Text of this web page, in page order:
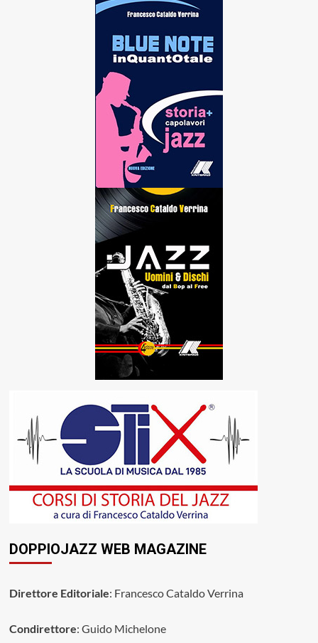
DOPPIOJAZZ WEB MAGAZINE
Direttore Editoriale: Francesco Cataldo Verrina
Condirettore: Guido Michelone